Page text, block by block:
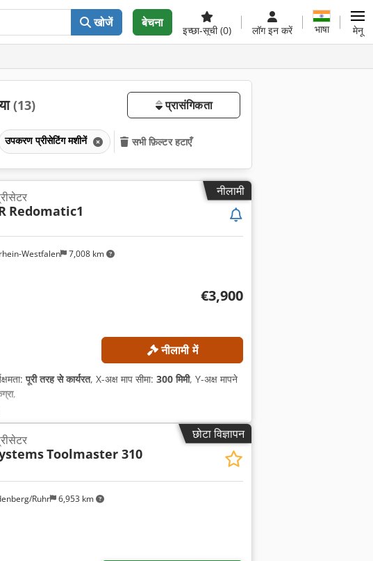
खोजें बेचना
इच्छा-सूची(0) लॉग इन करें भाषा मेनू
(13) प्रासंगिकता
उपकरण प्रीसेटिंग मशीनें सभी फ़िल्टर हटाएँ
नीलामी
Westfalen 7,008 km
Redomatic1
€3,900
नीलामी में
पूरी तरह से कार्यरत, X-अक्ष माप सीमा: 300 मिमी, Y-अक्ष मापने
,
छोटा विज्ञापन
Ruhr 6,953 km
Toolmaster 310